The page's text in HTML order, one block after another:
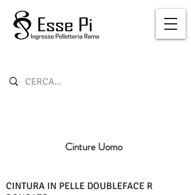
Cinture Uomo
CINTURA IN PELLE DOUBLEFACE R